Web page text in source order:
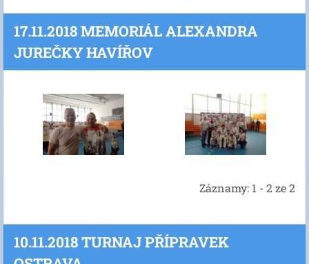
17.11.2018 MEMORIÁL ALEXANDRA
JUREČKY HAVÍŘOV
Záznamy: 1 - 2 ze 2
10.11.2018 TURNAJ PŘÍPRAVEK